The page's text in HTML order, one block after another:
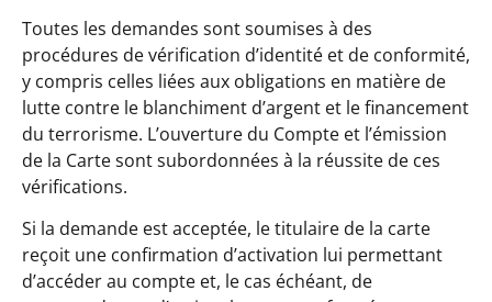
Toutes les demandes sont soumises à des
procédures de vérification d’identité et de conformité,
y compris celles liées aux obligations en matière de
lutte contre le blanchiment d’argent et le financement
du terrorisme. L’ouverture du Compte et l’émission
de la Carte sont subordonnées à la réussite de ces
vérifications.
Si la demande est acceptée, le titulaire de la carte
reçoit une confirmation d’activation lui permettant
d’accéder au compte et, le cas échéant, de